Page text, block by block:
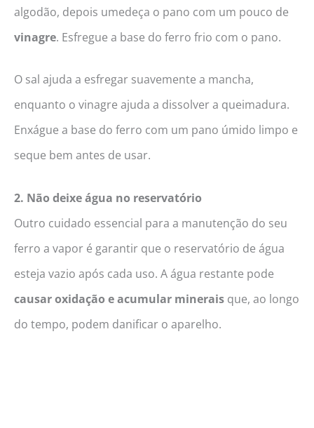
algodão, depois umedeça o pano com um pouco de
vinagre. Esfregue a base do ferro frio com o pano.
O sal ajuda a esfregar suavemente a mancha,
enquanto o vinagre ajuda a dissolver a queimadura.
Enxágue a base do ferro com um pano úmido limpo e
seque bem antes de usar.
2. Não deixe água no reservatório
Outro cuidado essencial para a manutenção do seu
ferro a vapor é garantir que o reservatório de água
esteja vazio após cada uso. A água restante pode
causar oxidação e acumular minerais que, ao longo
do tempo, podem danificar o aparelho.